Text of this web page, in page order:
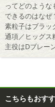
ってどのよう
できるのはなぜ
素粒子はブラッ
通項／ヒッグス
主役はDブレー
こちらもおす